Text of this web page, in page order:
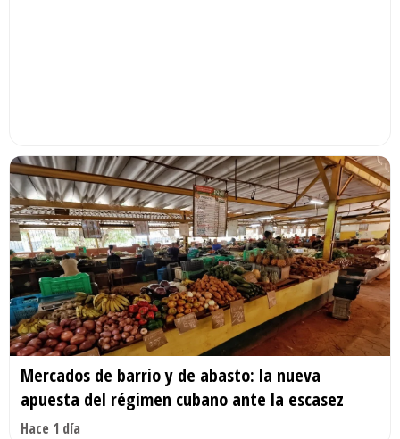
Mercados de barrio y de abasto: la nueva
apuesta del régimen cubano ante la escasez
Hace 1 día